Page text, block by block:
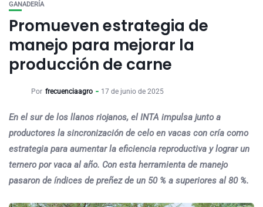
GANADERÍA
Promueven estrategia de
manejo para mejorar la
producción de carne
Por frecuenciaagro 17 de junio de 2025
En el sur de los llanos riojanos, el INTA impulsa junto a
productores la sincronización de celo en vacas con cría como
estrategia para aumentar la eficiencia reproductiva y lograr un
ternero por vaca al año. Con esta herramienta de manejo
pasaron de índices de preñez de un 50 % a superiores al 80 %.